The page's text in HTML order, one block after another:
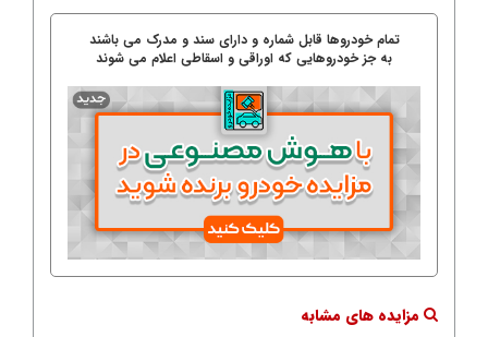
تمام خودروها قابل شماره و دارای سند و مدرک می باشند
به جز خودروهایی که اوراقی و اسقاطی اعلام می شوند
مزایده های مشابه